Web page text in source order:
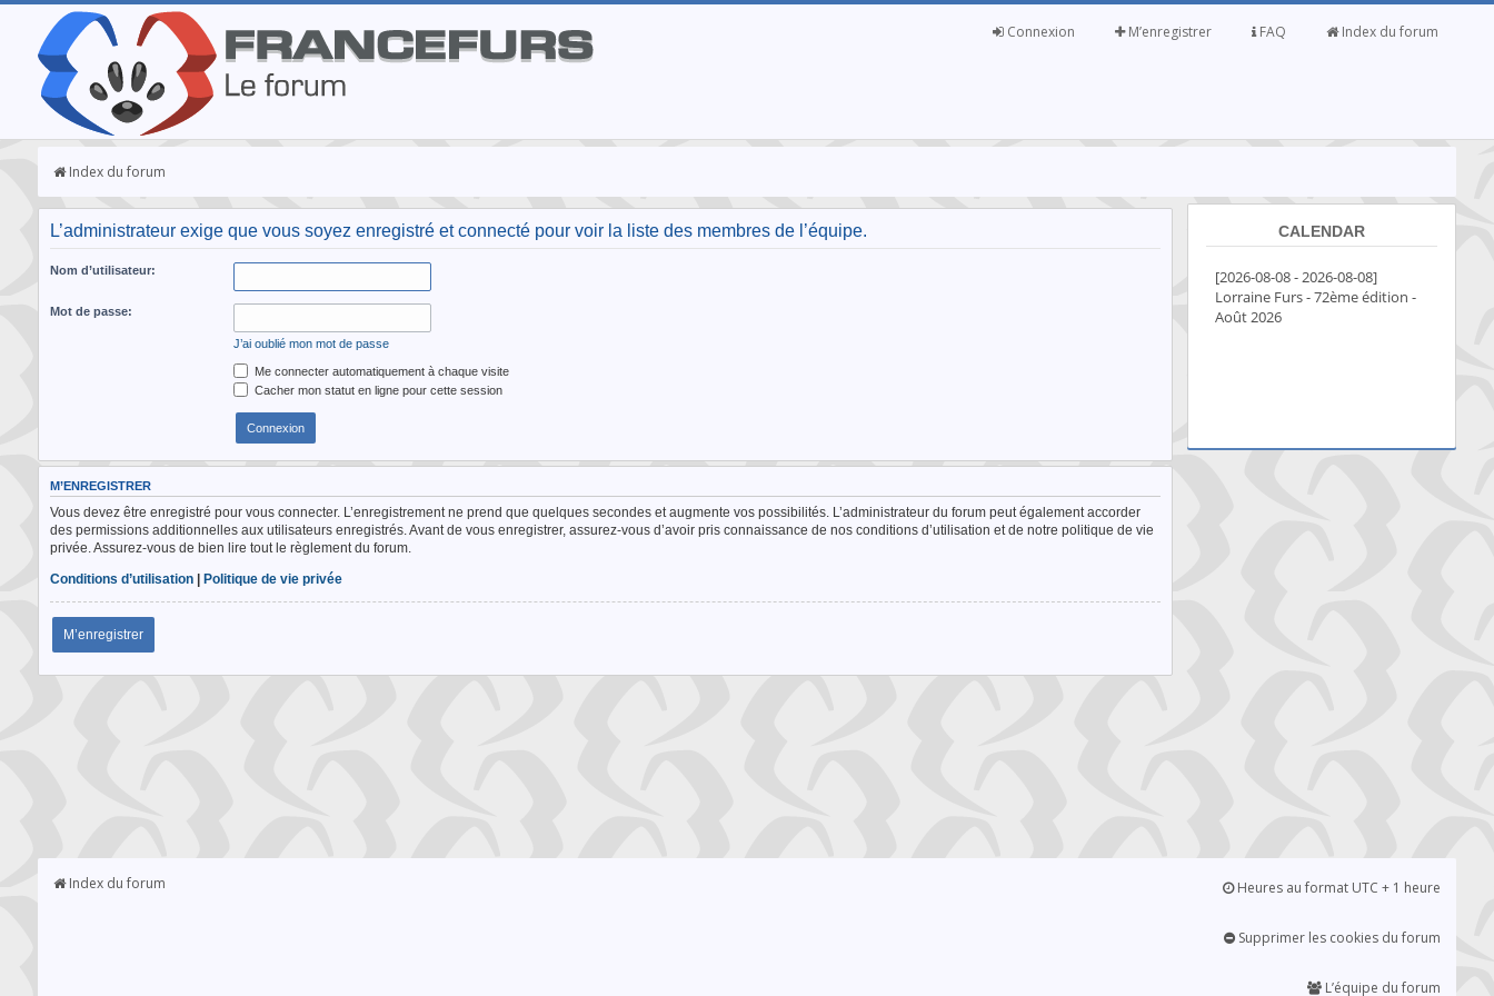
Index du forum
FAQ
M’enregistrer
Connexion
Index du forum
L’administrateur exige que vous soyez enregistré et connecté pour voir la liste des membres de l’équipe.
Nom d’utilisateur:
Mot de passe:
J’ai oublié mon mot de passe
Me connecter automatiquement à chaque visite
Cacher mon statut en ligne pour cette session
M’ENREGISTRER
Vous devez être enregistré pour vous connecter. L’enregistrement ne prend que quelques secondes et augmente vos possibilités. L’administrateur du forum peut également accorder
des permissions additionnelles aux utilisateurs enregistrés. Avant de vous enregistrer, assurez-vous d’avoir pris connaissance de nos conditions d’utilisation et de notre politique de vie
privée. Assurez-vous de bien lire tout le règlement du forum.
Conditions d’utilisation| Politique de vie privée
M’enregistrer
CALENDAR
Index du forum Heures au format UTC + 1 heure
Supprimer les cookies du forum
L’équipe du forum